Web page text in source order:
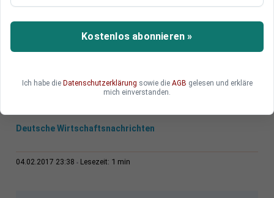
während Karnevalsumzügen
Wegen des Anschlags auf dem Berliner
Deutsche Wirtschaftsnachrichten
04.02.2017 23:38 Lesezeit: 1 min
Kostenlos abonnieren »
Ich habe die Datenschutzerklärung sowie die AGB gelesen und erkläre
mich einverstanden.